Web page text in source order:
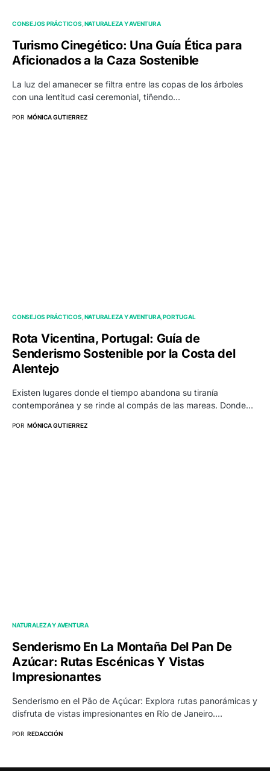
CONSEJOS PRÁCTICOS NATURALEZA Y AVENTURA
Turismo Cinegético: Una Guía Ética para
Aficionados a la Caza Sostenible
La luz del amanecer se filtra entre las copas de los árboles
con una lentitud casi ceremonial, tiñendo…
POR MÓNICA GUTIERREZ
CONSEJOS PRÁCTICOS NATURALEZA Y AVENTURA PORTUGAL
Rota Vicentina, Portugal: Guía de
Senderismo Sostenible por la Costa del
Alentejo
Existen lugares donde el tiempo abandona su tiranía
contemporánea y se rinde al compás de las mareas. Donde…
POR MÓNICA GUTIERREZ
NATURALEZA Y AVENTURA
Senderismo En La Montaña Del Pan De
Azúcar: Rutas Escénicas Y Vistas
Impresionantes
Senderismo en el Pão de Açúcar: Explora rutas panorámicas y
disfruta de vistas impresionantes en Río de Janeiro.…
POR REDACCIÓN